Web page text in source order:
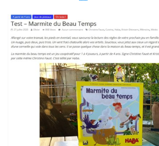
Louer La Marmite du Beau
Tagged as:avis la marmite du beau
marmite du beau temps, location
louer des jeux,test jeu haba,
du beau temps